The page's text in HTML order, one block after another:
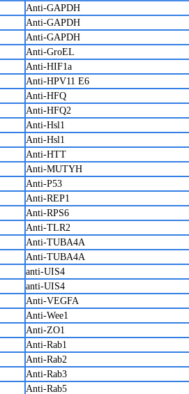
Anti-GAPDH
Anti-GAPDH
Anti-GAPDH
Anti-GroEL
Anti-HIF1a
Anti-HPV11 E6
Anti-HFQ
Anti-HFQ2
Anti-Hsl1
Anti-Hsl1
Anti-HTT
Anti-MUTYH
Anti-P53
Anti-REP1
Anti-RPS6
Anti-TLR2
Anti-TUBA4A
Anti-TUBA4A
anti-UIS4
anti-UIS4
Anti-VEGFA
Anti-Wee1
Anti-ZO1
Anti-Rab1
Anti-Rab2
Anti-Rab3
Anti-Rab5